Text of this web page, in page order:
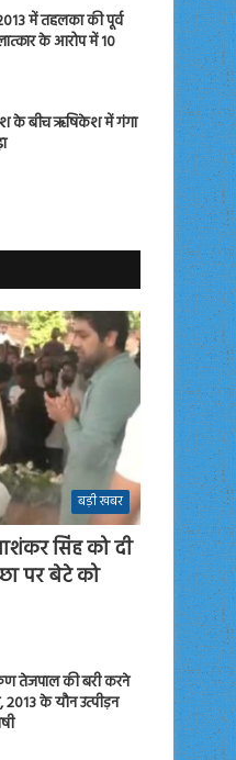
में तहलका की पूर्व
के आरोप में 10
के बीच ऋषिकेश में गंगा
बड़ी खबर
सिंह को दी
पर बेटे को
तेजपाल की बरी करने
के यौन उत्पीड़न